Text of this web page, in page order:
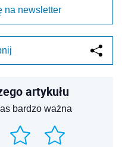
na newsletter
artykułu
bardzo ważna